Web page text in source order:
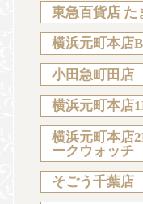
東急百貨店 た
横浜元町本店
小田急町田店
横浜元町本店
横浜元町本店
ークウォッチ
そごう千葉店